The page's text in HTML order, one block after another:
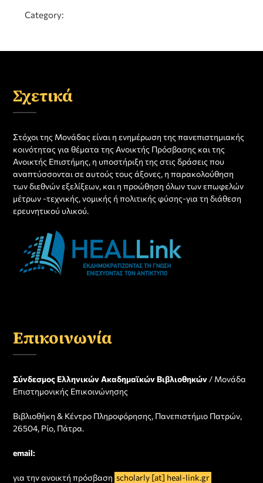
Category:
Σχετικά
Στόχοι της Μονάδας είναι η ενημέρωση της πανεπιστημιακής
κοινότητας για θέματα της Ανοικτής Πρόσβασης και της
Ανοικτής Επιστήμης, η υποστήριξη της στις δράσεις που
αναπτύσσονται σε αυτούς τους άξονες, η παρακολούθηση
των διεθνών εξελίξεων, και η προώθηση όλων των επωφελών
μέτρων -τεχνικής, νομικής ή πολιτικής φύσης-για τη διάθεση
ερευνητικού υλικού.
Επικοινωνία
Σύνδεσμος Ελληνικών Ακαδημαϊκών Βιβλιοθηκών / Μονάδα
Επιστημονικής Επικοινώνησης
Βιβλιοθήκη & Κέντρο Πληροφόρησης, Πανεπιστήμιο Πατρών,
26504, Ρίο, Πάτρα.
email:
για την ανοικτή πρόσβαση scholarly [at] heal-link.gr